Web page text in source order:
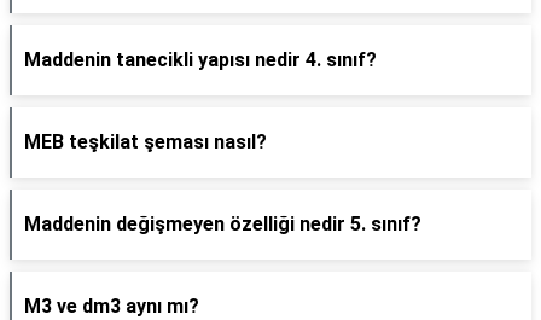
Maddenin tanecikli yapısı nedir 4. sınıf?
MEB teşkilat şeması nasıl?
Maddenin değişmeyen özelliği nedir 5. sınıf?
M3 ve dm3 aynı mı?